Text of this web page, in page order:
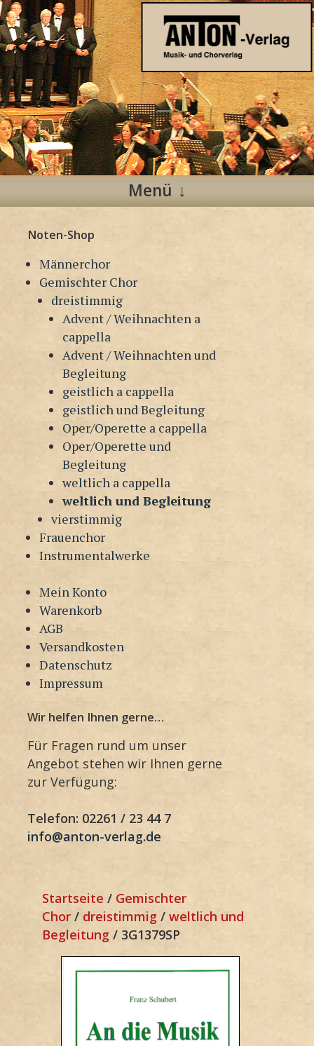
Anton Verlag
Musik- und Chorverlag
Menü
Inhalt
springen
Noten-Shop
Männerchor
Gemischter Chor
dreistimmig
Advent / Weihnachten a
cappella
Advent / Weihnachten und
Begleitung
geistlich a cappella
geistlich und Begleitung
Oper/Operette a cappella
Oper/Operette und
Begleitung
weltlich a cappella
weltlich und Begleitung
vierstimmig
Frauenchor
Instrumentalwerke
Mein Konto
Warenkorb
AGB
Versandkosten
Datenschutz
Impressum
Wir helfen Ihnen gerne…
Für Fragen rund um unser
Angebot stehen wir Ihnen gerne
zur Verfügung:
Telefon: 02261 / 23 44 7
info@anton-verlag.de
Startseite / Gemischter
Chor / dreistimmig / weltlich und
Begleitung / 3G1379SP